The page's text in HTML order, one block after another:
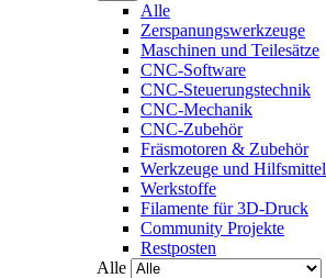
Alle
Zerspanungswerkzeuge
Maschinen und Teilesätze
CNC-Software
CNC-Steuerungstechnik
CNC-Mechanik
CNC-Zubehör
Fräsmotoren & Zubehör
Werkzeuge und Hilfsmittel
Werkstoffe
Filamente für 3D-Druck
Community Projekte
Restposten
Alle